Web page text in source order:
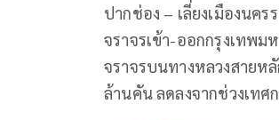
ปากช่อง – เลี่ยงเมืองนค
จราจรเข้า-ออกกรุงเทพม
จราจรบนทางหลวงสายห
ล้านคัน ลดลงจากช่วงเท